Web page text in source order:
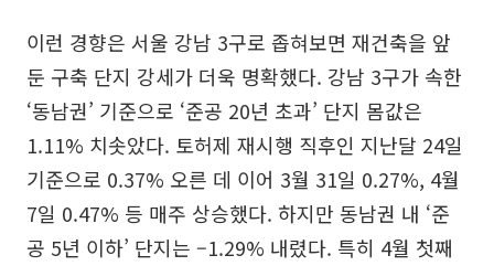
이런 경향은 서울 강남 3구로 좁혀보면 재건축을 앞
둔 구축 단지 강세가 더욱 명확했다. 강남 3구가 속한
‘동남권’ 기준으로 ‘준공 20년 초과’ 단지 몸값은
1.11% 치솟았다. 토허제 재시행 직후인 지난달 24일
기준으로 0.37% 오른 데 이어 3월 31일 0.27%, 4월
7일 0.47% 등 매주 상승했다. 하지만 동남권 내 ‘준
공 5년 이하’ 단지는 –1.29% 내렸다. 특히 4월 첫째